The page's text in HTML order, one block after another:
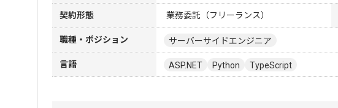
契約形態 業務委託（フリーランス）
職種・ポジション サーバーサイドエンジニア
言語 ASP.NET Python TypeScript